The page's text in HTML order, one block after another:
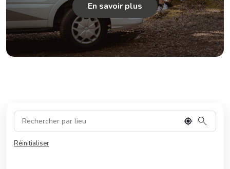
En savoir plus
Réinitialiser